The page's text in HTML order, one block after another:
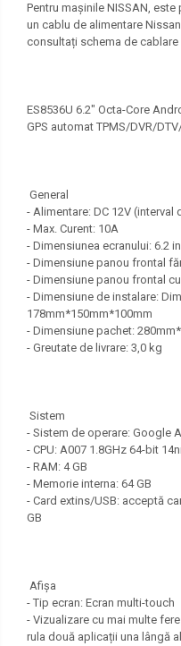
Pentru mașinile NISSAN,
un cablu de alimentare
consultați schema de
ES8536U 6.2" Octa-Core
GPS automat TPMS/DVR/
General
- Alimentare: DC 12V (interval
- Max. Curent: 10A
- Dimensiunea ecranului: 6.2
- Dimensiune panou frontal
- Dimensiune panou frontal
- Dimensiune de instalare:
178mm*150mm*100mm
- Dimensiune pachet:
- Greutate de livrare: 3,0 kg
Sistem
- Sistem de operare: Google
- CPU: A007 1.8GHz 64-bit
- RAM: 4 GB
- Memorie interna: 64 GB
- Card extins/USB: acceptă
GB
Afişa
- Tip ecran: Ecran multi-touch
- Vizualizare cu mai multe
rula două aplicații una lângă